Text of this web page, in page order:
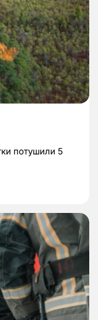
потушили 5